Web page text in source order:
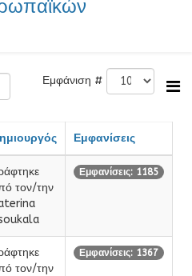
Εμφάνιση #
Εμφανίσεις
τον/την
Εμφανίσεις: 1185
τον/την
Εμφανίσεις: 1367